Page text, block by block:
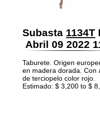
Subasta 1134T
Abril 09 2022
Taburete. Origen
en madera dorada. Con
de terciopelo color rojo.
Estimado: $ 3,200 to $